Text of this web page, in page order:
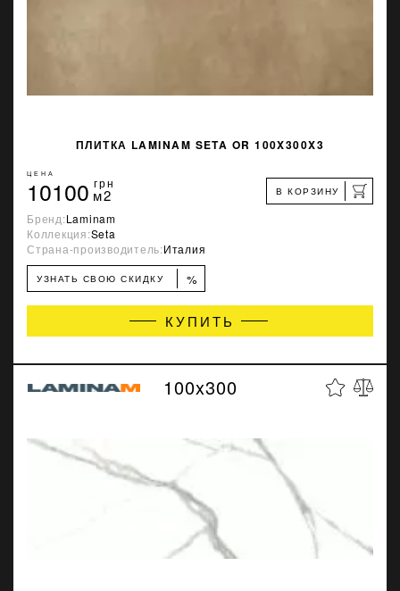
ПЛИТКА LAMINAM SETA OR 100X300X3
ЦЕНА
10100 грн
м2 В КОРЗИНУ
Бренд:Laminam
Коллекция:Seta
Страна-производитель:Италия
УЗНАТЬ СВОЮ СКИДКУ %
КУПИТЬ
100x300